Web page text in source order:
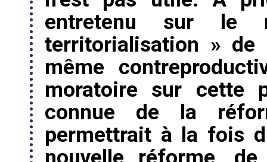
entretenu sur le
territorialisation » de
même
moratoire sur cette
connue de la
permettrait à la fois